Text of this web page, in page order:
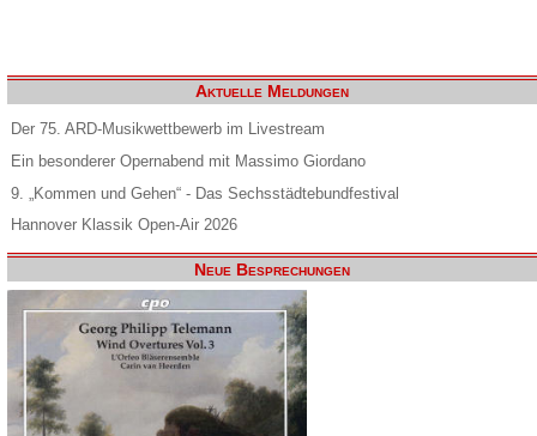
Aktuelle Meldungen
Der 75. ARD-Musikwettbewerb im Livestream
Ein besonderer Opernabend mit Massimo Giordano
9. „Kommen und Gehen“ - Das Sechsstädtebundfestival
Hannover Klassik Open-Air 2026
Neue Besprechungen